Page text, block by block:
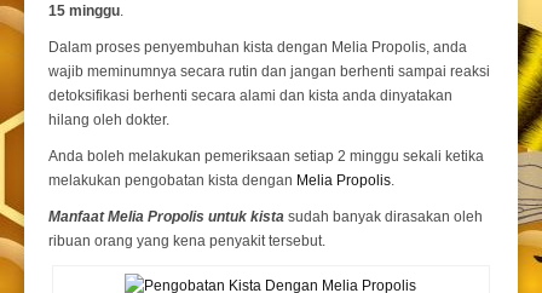
15 minggu
Dalam proses penyembuhan kista dengan Melia Propolis, anda
wajib meminumnya secara rutin dan jangan berhenti sampai reaksi
detoksifikasi berhenti secara alami dan kista anda dinyatakan
hilang oleh dokter.
Anda boleh melakukan pemeriksaan setiap 2 minggu sekali ketika
melakukan pengobatan kista dengan Melia Propolis
Manfaat Melia Propolis untuk kista sudah banyak dirasakan oleh
ribuan orang yang kena penyakit tersebut.